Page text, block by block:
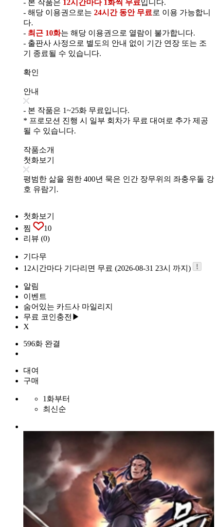
- 본 작품은 12시간마다 1화씩 무료입니다.
- 해당 이용권으로는 24시간 동안 무료 로 이용 가능합니
다.
- 최근 10화는 해당 이용권으로 열람이 불가합니다.
- 출판사 사정으로 별도의 안내 없이 기간 연장 또는 조
기 종료될 수 있습니다.
확인
안내
- 본 작품은 1~25화 무료입니다.
* 프로모션 진행 시 일부 회차가 무료 대여로 추가 제공
될 수 있습니다.
작품소개
첫화보기
평범한 삶을 원한 400년 묵은 인간 장무위의 좌충우돌 강
호 유람기.
첫화보기
찜
10
리뷰 (0)
기다무
12시간마다 기다리면 무료 (2026-08-31 23시 까지)
알림
이벤트
숨어있는 카드사 마일리지
무료 코인충전▶
X
596화 완결
대여
구매
1화부터
최신순